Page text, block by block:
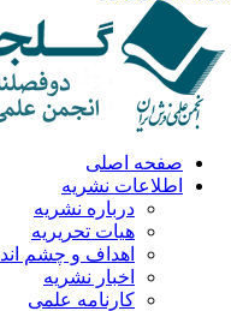
صفحه اصلی
اطلاعات نشریه
درباره نشریه
هیات تحریریه
اهداف و چشم انداز
اخبار نشریه
کارنامه علمی